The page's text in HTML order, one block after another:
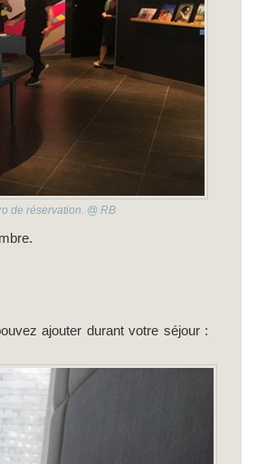
de réservation. @ RB
ajouter durant votre séjour :